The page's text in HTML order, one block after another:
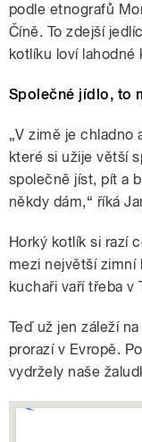
podle etnografů
Číně. To zdejší
kotlíku loví lahodné
Společné jídlo, to
„V zimě je chladno
které si užije větší
společně jíst, pít a
někdy dám,“ říká
Horký kotlík si razí
mezi největší zimní
kuchaři vaří třeba v
Teď už jen záleží
prorazí v Evropě.
vydržely naše